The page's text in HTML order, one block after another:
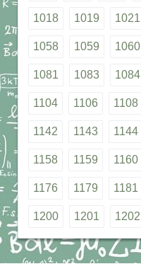
1018 1019 1021
1058 1059 1060
1081 1083 1084
1104 1106 1108
1142 1143 1144
1158 1159 1160
1176 1179 1181
1200 1201 1202